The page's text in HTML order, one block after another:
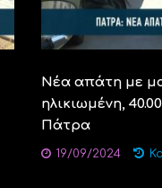
Νέα απάτη με
ηλικιωμένη,
Πάτρα
19/09/2024